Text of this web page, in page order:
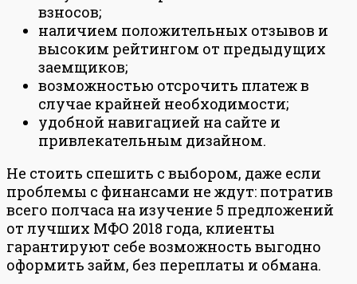
взносов;
наличием положительных отзывов и
высоким рейтингом от предыдущих
заемщиков;
возможностью отсрочить платеж в
случае крайней необходимости;
удобной навигацией на сайте и
привлекательным дизайном.
Не стоить спешить с выбором, даже если
проблемы с финансами не ждут: потратив
всего полчаса на изучение 5 предложений
от лучших МФО 2018 года, клиенты
гарантируют себе возможность выгодно
оформить займ, без переплаты и обмана.